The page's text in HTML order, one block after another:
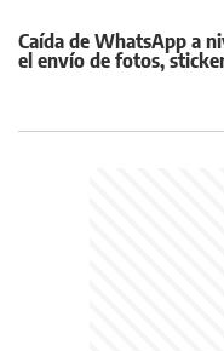
Caída de WhatsApp a
el envío de fotos,